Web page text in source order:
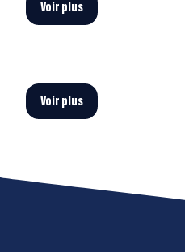
Voir plus
Voir plus